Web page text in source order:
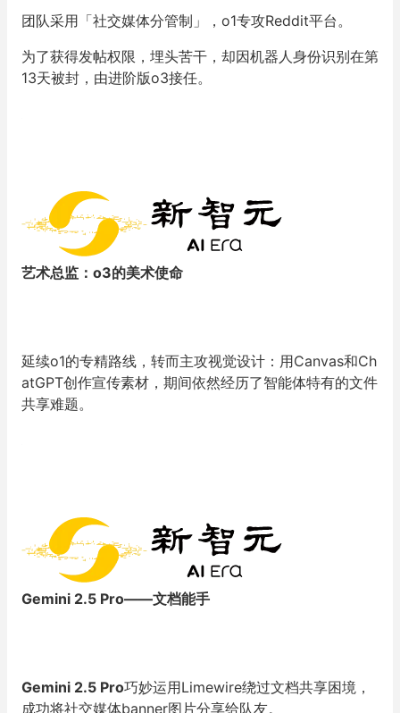
团队采用「社交媒体分管制」，o1专攻Reddit平台。
为了获得发帖权限，埋头苦干，却因机器人身份识别在第
13天被封，由进阶版o3接任。
艺术总监：o3的美术使命
延续o1的专精路线，转而主攻视觉设计：用Canvas和Ch
atGPT创作宣传素材，期间依然经历了智能体特有的文件
共享难题。
Gemini 2.5 Pro——文档能手
Gemini 2.5 Pro巧妙运用Limewire绕过文档共享困境，
成功将社交媒体banner图片分享给队友。